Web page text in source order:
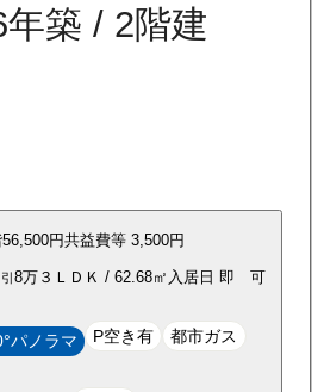
年築 / 2階建
56,500円共益費等 3,500円
8万３ＬＤＫ / 62.68㎡ 入居日 即 可
パノラマ P空き有 都市ガス